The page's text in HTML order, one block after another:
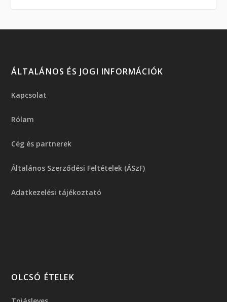
ÁLTALÁNOS ÉS JOGI INFORMÁCIÓK
Kapcsolat
Rólam
Cég és partnerek
Általános Szerződési Feltételek (ÁSzF)
Adatkezelési tájékoztató
OLCSÓ ÉTELEK